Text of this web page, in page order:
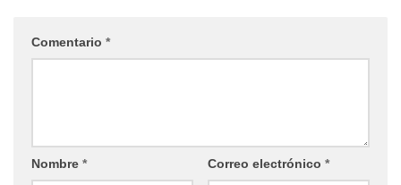
Comentario *
Nombre * Correo electrónico *